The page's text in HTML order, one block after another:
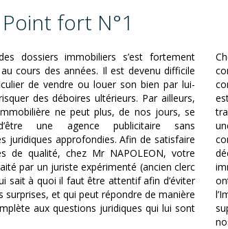
Point fort N°1
dossiers immobiliers s’est fortement
cours des années. Il est devenu difficile
de vendre ou louer son bien par lui-
des déboires ultérieurs. Par ailleurs,
ne peut plus, de nos jours, se
une agence publicitaire sans
juridiques approfondies. Afin de satisfaire
de qualité, chez Mr NAPOLEON, votre
par un juriste expérimenté (ancien clerc
sait à quoi il faut être attentif afin d’éviter
surprises, et qui peut répondre de manière
aux questions juridiques qui lui sont